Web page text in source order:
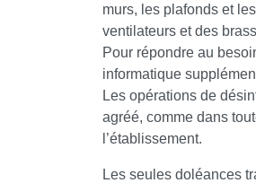
murs, les plafonds et
ventilateurs et des
Pour répondre au
informatique
Les opérations de
agréé, comme dans
l’établissement.
Les seules doléances